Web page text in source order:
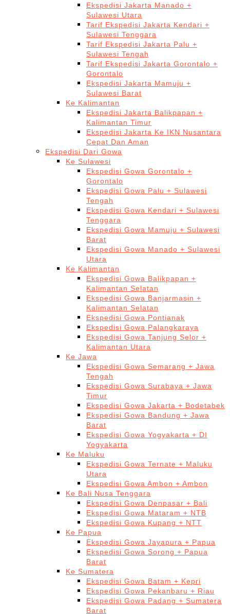
Ekspedisi Jakarta Manado +
Sulawesi Utara
Tarif Ekspedisi Jakarta Kendari +
Sulawesi Tenggara
Tarif Ekspedisi Jakarta Palu +
Sulawesi Tengah
Tarif Ekspedisi Jakarta Gorontalo +
Gorontalo
Ekspedisi Jakarta Mamuju +
Sulawesi Barat
Ke Kalimantan
Ekspedisi Jakarta Balikpapan +
Kalimantan Timur
Ekspedisi Jakarta Ke IKN Nusantara
Cepat Dan Aman
Ekspedisi Dari Gowa
Ke Sulawesi
Ekspedisi Gowa Gorontalo +
Gorontalo
Ekspedisi Gowa Palu + Sulawesi
Tengah
Ekspedisi Gowa Kendari + Sulawesi
Tenggara
Ekspedisi Gowa Mamuju + Sulawesi
Barat
Ekspedisi Gowa Manado + Sulawesi
Utara
Ke Kalimantan
Ekspedisi Gowa Balikpapan +
Kalimantan Selatan
Ekspedisi Gowa Banjarmasin +
Kalimantan Selatan
Ekspedisi Gowa Pontianak
Ekspedisi Gowa Palangkaraya
Ekspedisi Gowa Tanjung Selor +
Kalimantan Utara
Ke Jawa
Ekspedisi Gowa Semarang + Jawa
Tengah
Ekspedisi Gowa Surabaya + Jawa
Timur
Ekspedisi Gowa Jakarta + Bodetabek
Ekspedisi Gowa Bandung + Jawa
Barat
Ekspedisi Gowa Yogyakarta + DI
Yogyakarta
Ke Maluku
Ekspedisi Gowa Ternate + Maluku
Utara
Ekspedisi Gowa Ambon + Ambon
Ke Bali Nusa Tenggara
Ekspedisi Gowa Denpasar + Bali
Ekspedisi Gowa Mataram + NTB
Ekspedisi Gowa Kupang + NTT
Ke Papua
Ekspedisi Gowa Jayapura + Papua
Ekspedisi Gowa Sorong + Papua
Barat
Ke Sumatera
Ekspedisi Gowa Batam + Kepri
Ekspedisi Gowa Pekanbaru + Riau
Ekspedisi Gowa Padang + Sumatera
Barat